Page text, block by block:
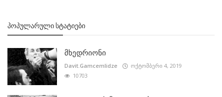
ᲞᲝᲞᲣᲚᲐᲠᲣᲚᲘ ᲡᲢᲐᲢᲘᲔᲑᲘ
მხედრიონი
Davit.Gamcemlidze
ოქტომბერი 4, 2019
10703